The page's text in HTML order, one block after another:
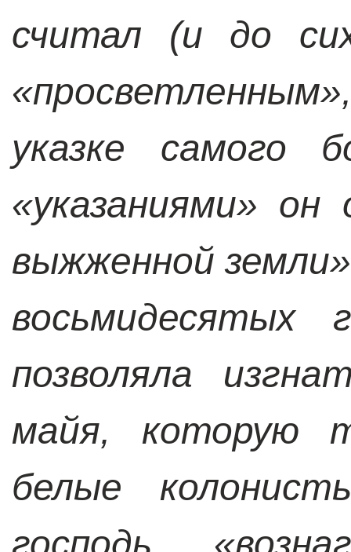
считал (и до
указке самого
«указаниями» он
выжженной земли»
позволяла
майя, которую
белые